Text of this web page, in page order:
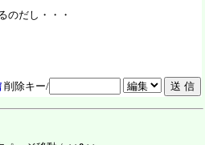
のだし・・・
削除キー/